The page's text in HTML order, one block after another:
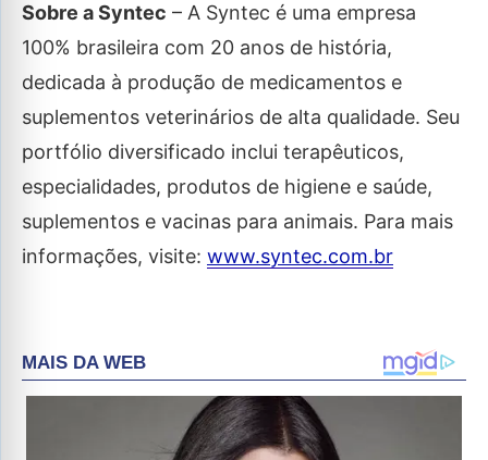
Sobre a Syntec – A Syntec é uma empresa
100% brasileira com 20 anos de história,
dedicada à produção de medicamentos e
suplementos veterinários de alta qualidade. Seu
portfólio diversificado inclui terapêuticos,
especialidades, produtos de higiene e saúde,
suplementos e vacinas para animais. Para mais
informações, visite: www.syntec.com.br